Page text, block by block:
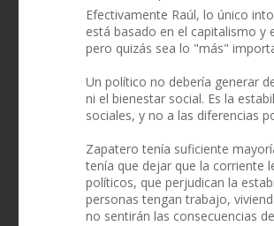
Efectivamente Raúl, lo único
está basado en el capitalismo
pero quizás sea lo "más"
Un político no debería generar
ni el bienestar social. Es la
sociales, y no a las diferencias
Zapatero tenía suficiente
tenía que dejar que la corriente
políticos, que perjudican la
personas tengan trabajo,
no sentirán las consecuencias